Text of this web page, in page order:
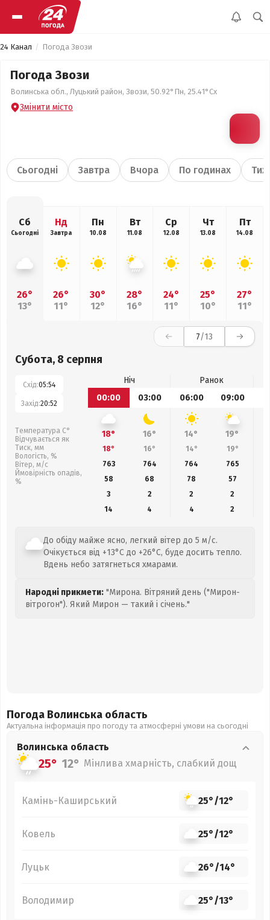
24 Канал Погода Звози
Погода Звози
Волинська обл., Луцький район, Звози, 50.92°Пн, 25.41°Сх
Змінити місто
Сьогодні Завтра Вчора По годинах
Сб
Сьогодні
26°
13°
Нд
Завтра
26°
11°
Пн
10.08
30°
12°
Вт
11.08
28°
16°
Ср
12.08
24°
11°
Чт
13.08
25°
10°
Пт
14.08
27°
11°
7/13
Субота, 8 серпня
Схід:05:54
Захід:20:52
Температура С°
Відчувається як
Тиск, мм
Вологість, %
Вітер, м/с
Ймовірність опадів,
%
Ніч
Ранок
00:00
03:00 06:00 09:00
18° 16° 14° 19°
18° 16° 14° 19°
763
764 764 765
58
68 78 57
3
2 2
2
14
4 4 2
До обіду майже ясно, легкий вітер до 5 м/с.
Очікується від +13°C до +26°C, буде досить тепло.
Вдень небо затягнеться хмарами.
Народні прикмети: "Мирона. Вітряний день ("Мирон-
вітрогон"). Який Мирон — такий і січень."
Погода Волинська область
Актуальна інформація про погоду та атмосферні умови на сьогодні
Волинська область
25° 12° Мінлива хмарність, слабкий дощ
Камінь-Каширський 25°/12°
Ковель 25°/12°
Луцьк 26°/14°
Володимир 25°/13°